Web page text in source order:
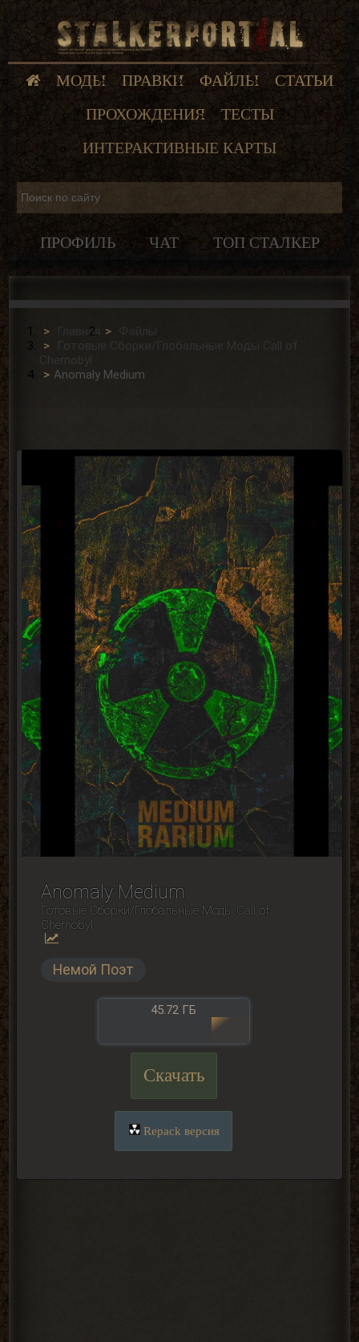
МОДЫ ПРАВКИ ФАЙЛЫ
СТАТЬИ
ПРОХОЖДЕНИЯ
ТЕСТЫ
ИНТЕРАКТИВНЫЕ КАРТЫ
ПРОФИЛЬ ЧАТ ТОП СТАЛКЕР
Главная
Файлы
Готовые Сборки/Глобальные Моды Сall of
Сhernobyl
Anomaly Medium
Anomaly Medium
Готовые Сборки/Глобальные Моды Сall of
Сhernobyl
Немой Поэт
45.72 ГБ
Скачать
Repack версия